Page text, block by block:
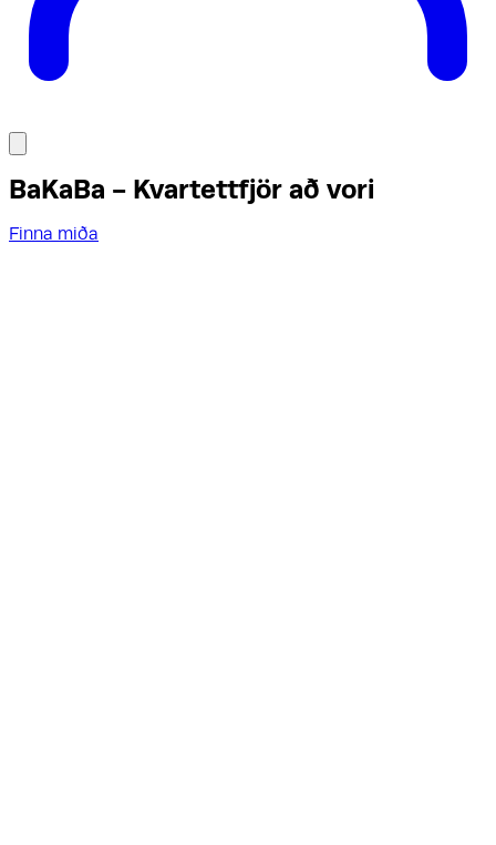
BaKaBa - Kvartettfjör að vori
Finna miða